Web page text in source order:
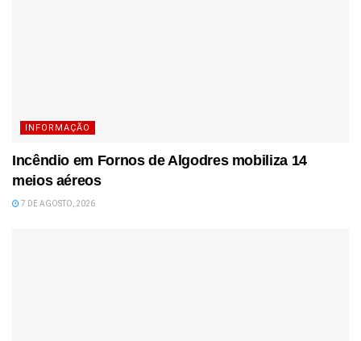
INFORMAÇÃO
Incêndio em Fornos de Algodres mobiliza 14
meios aéreos
7 DE AGOSTO, 2026